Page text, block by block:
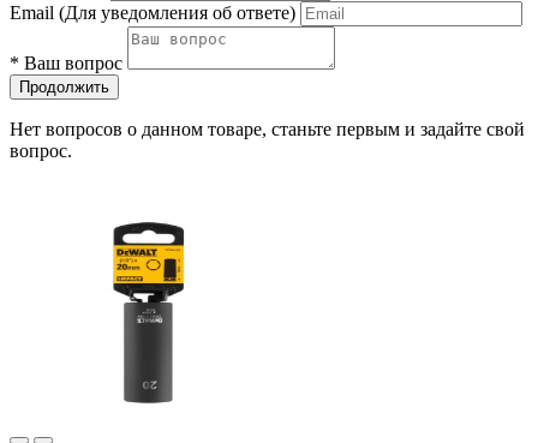
Email (Для уведомления об ответе)
* Ваш вопрос
Продолжить
Нет вопросов о данном товаре, станьте первым и задайте свой
вопрос.